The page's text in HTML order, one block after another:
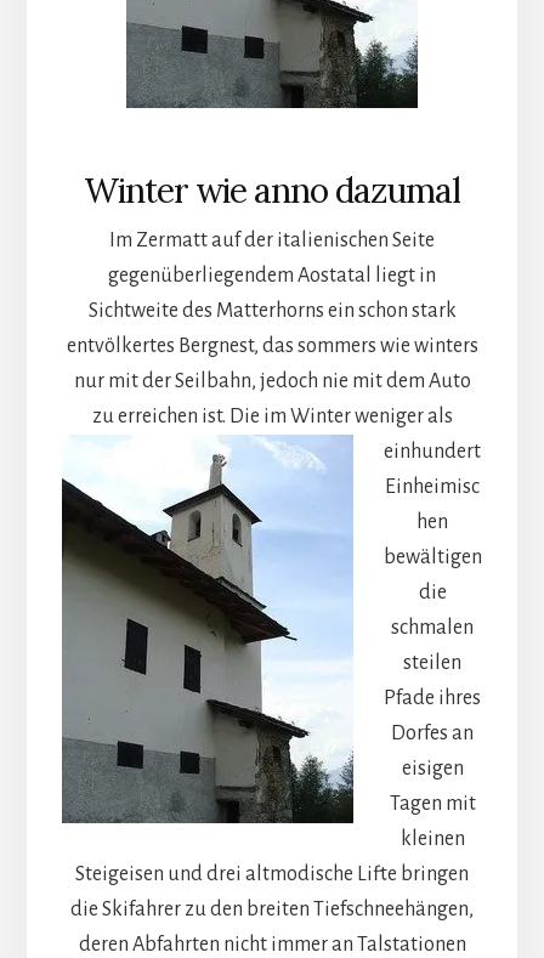
Winter wie anno dazumal
Im Zermatt auf der italienischen Seite
gegenüberliegendem Aostatal liegt in
Sichtweite des Matterhorns ein schon stark
entvölkertes Bergnest, das sommers wie winters
nur mit der Seilbahn, jedoch nie mit dem Auto
zu erreichen ist. Die im Winter weniger als
einhundert
Einheimisc
hen
bewältigen
die
schmalen
steilen
Pfade ihres
Dorfes an
eisigen
Tagen mit
kleinen
Steigeisen und drei altmodische Lifte bringen
die Skifahrer zu den breiten Tiefschneehängen,
deren Abfahrten nicht immer an Talstationen